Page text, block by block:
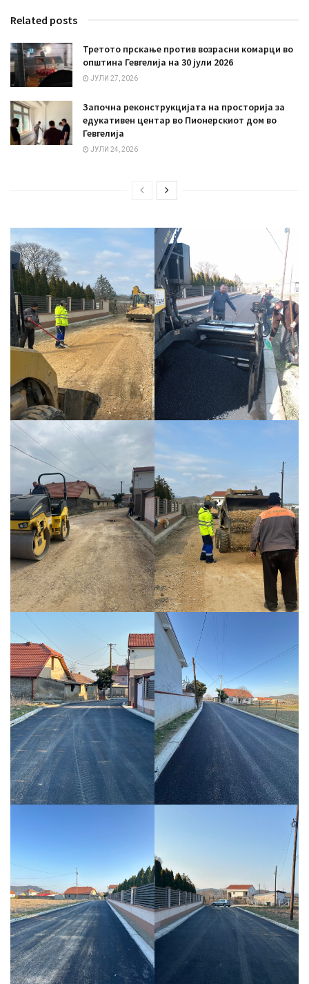
Related posts
Третото прскање против возрасни комарци во
општина Гевгелија на 30 јули 2026
ЈУЛИ 27, 2026
Започна реконструкцијата на просторија за
едукативен центар во Пионерскиот дом во
Гевгелија
ЈУЛИ 24, 2026